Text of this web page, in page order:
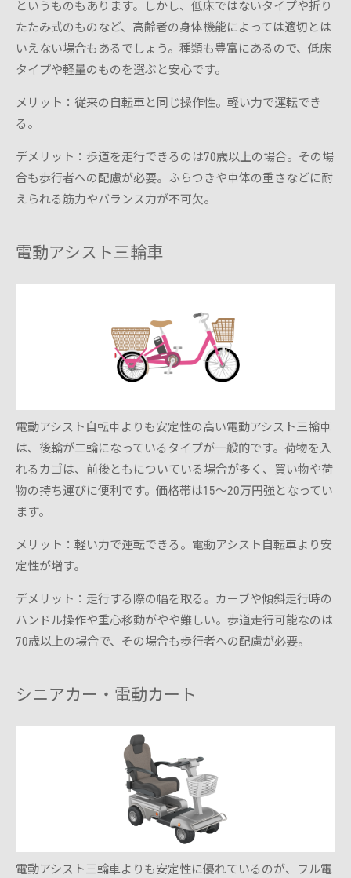
というものもあります。しかし、低床ではないタイプや折り
たたみ式のものなど、高齢者の身体機能によっては適切とは
いえない場合もあるでしょう。種類も豊富にあるので、低床
タイプや軽量のものを選ぶと安心です。
メリット：従来の自転車と同じ操作性。軽い力で運転でき
る。
デメリット：歩道を走行できるのは70歳以上の場合。その場
合も歩行者への配慮が必要。ふらつきや車体の重さなどに耐
えられる筋力やバランス力が不可欠。
電動アシスト三輪車
電動アシスト自転車よりも安定性の高い電動アシスト三輪車
は、後輪が二輪になっているタイプが一般的です。荷物を入
れるカゴは、前後ともについている場合が多く、買い物や荷
物の持ち運びに便利です。価格帯は15～20万円強となってい
ます。
メリット：軽い力で運転できる。電動アシスト自転車より安
定性が増す。
デメリット：走行する際の幅を取る。カーブや傾斜走行時の
ハンドル操作や重心移動がやや難しい。歩道走行可能なのは
70歳以上の場合で、その場合も歩行者への配慮が必要。
シニアカー・電動カート
電動アシスト三輪車よりも安定性に優れているのが、フル電